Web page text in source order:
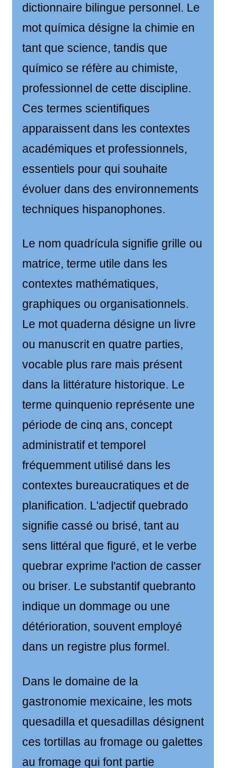
dictionnaire bilingue personnel. Le
mot química désigne la chimie en
tant que science, tandis que
químico se réfère au chimiste,
professionnel de cette discipline.
Ces termes scientifiques
apparaissent dans les contextes
académiques et professionnels,
essentiels pour qui souhaite
évoluer dans des environnements
techniques hispanophones.
Le nom quadrícula signifie grille ou
matrice, terme utile dans les
contextes mathématiques,
graphiques ou organisationnels.
Le mot quaderna désigne un livre
ou manuscrit en quatre parties,
vocable plus rare mais présent
dans la littérature historique. Le
terme quinquenio représente une
période de cinq ans, concept
administratif et temporel
fréquemment utilisé dans les
contextes bureaucratiques et de
planification. L'adjectif quebrado
signifie cassé ou brisé, tant au
sens littéral que figuré, et le verbe
quebrar exprime l'action de casser
ou briser. Le substantif quebranto
indique un dommage ou une
détérioration, souvent employé
dans un registre plus formel.
Dans le domaine de la
gastronomie mexicaine, les mots
quesadilla et quesadillas désignent
ces tortillas au fromage ou galettes
au fromage qui font partie